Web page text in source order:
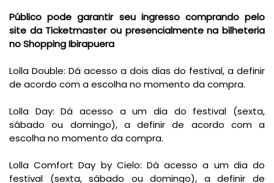
Público pode garantir seu ingresso comprando pelo
site da Ticketmaster ou presencialmente na bilheteria
no Shopping Ibirapuera
Lolla Double: Dá acesso a dois dias do festival, a definir
de acordo com a escolha no momento da compra.
Lolla Day: Dá acesso a um dia do festival (sexta,
sábado ou domingo), a definir de acordo com a
escolha no momento da compra.
Lolla Comfort Day by Cielo: Dá acesso a um dia do
festival (sexta, sábado ou domingo), a definir de